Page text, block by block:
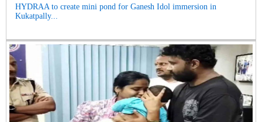
HYDRAA to create mini pond for Ganesh Idol immersion in
Kukatpally...